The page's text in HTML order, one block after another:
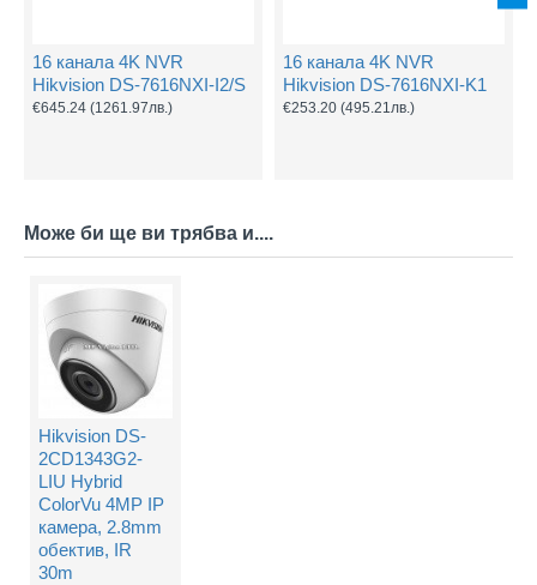
16 канала 4K NVR
Hikvision DS-7616NXI-I2/S
€645.24 (1261.97лв.)
16 канала 4K NVR
Hikvision DS-7616NXI-K1
€253.20 (495.21лв.)
Може би ще ви трябва и....
Hikvision DS-
2CD1343G2-
LIU Hybrid
ColorVu 4MP IP
камера, 2.8mm
обектив, IR
30m